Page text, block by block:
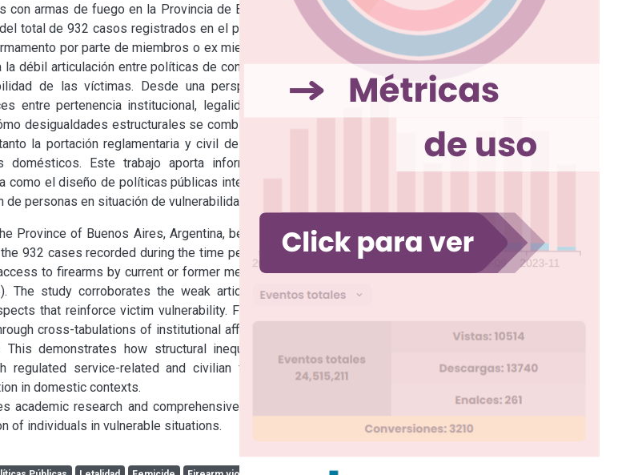
armas de fuego en la Provincia de Buenos
total de 932 casos registrados en el período.
por parte de miembros o ex miembros
débil articulación entre políticas de control de
de las víctimas. Desde una perspectiva
entre pertenencia institucional, legalidad del
desigualdades estructurales se combinan en
la portación reglamentaria y civil de armas
Este trabajo aporta información
el diseño de políticas públicas integrales
personas en situación de vulnerabilidad.
of Buenos Aires, Argentina, between
932 cases recorded during the time period. A
to firearms by current or former members
study corroborates the weak articulation
that reinforce victim vulnerability. From an
cross-tabulations of institutional affiliation,
demonstrates how structural inequalities
service-related and civilian firearm
in domestic contexts.
research and comprehensive public
of individuals in vulnerable situations.